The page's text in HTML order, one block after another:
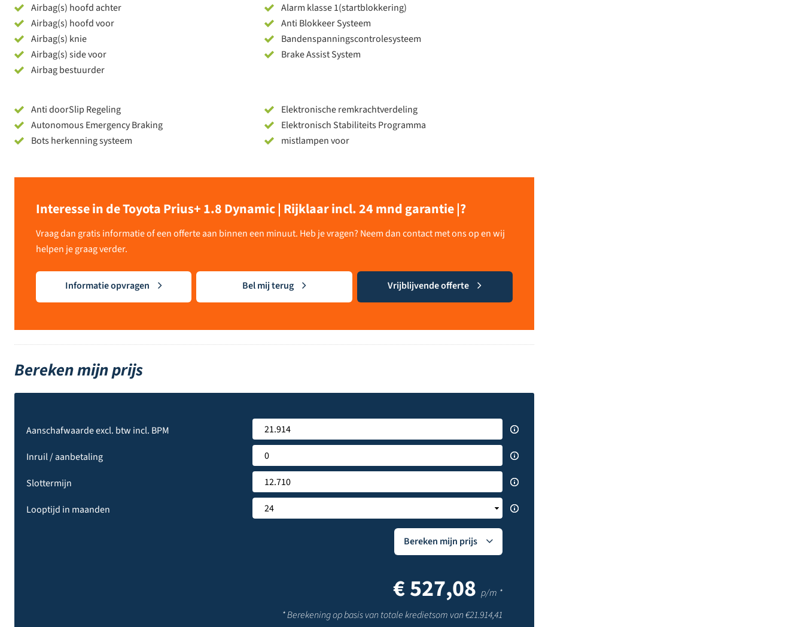
Airbag(s) hoofd achter
Airbag(s) hoofd voor
Airbag(s) knie
Airbag(s) side voor
Airbag bestuurder
Alarm klasse 1(startblokkering)
Anti Blokkeer Systeem
Bandenspanningscontrolesysteem
Brake Assist System
Anti doorSlip Regeling
Autonomous Emergency Braking
Bots herkenning systeem
Elektronische remkrachtverdeling
Elektronisch Stabiliteits Programma
mistlampen voor
Interesse in de Toyota Prius+ 1.8 Dynamic | Rijklaar incl. 24 mnd garantie |?
Vraag dan gratis informatie of een offerte aan binnen een minuut. Heb je vragen? Neem dan contact met ons op en wij
helpen je graag verder.
Informatie opvragen Bel mij terug Vrijblijvende offerte
Bereken mijn prijs
Aanschafwaarde excl. btw incl. BPM
Inruil / aanbetaling
Slottermijn
Looptijd in maanden
Bereken mijn prijs
€527,08 p/m *
* Berekening op basis van totale kredietsom van €21.914,41